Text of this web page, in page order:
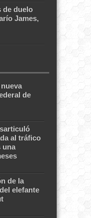
de duelo
James,
de
al tráfico
una
de la
elefante